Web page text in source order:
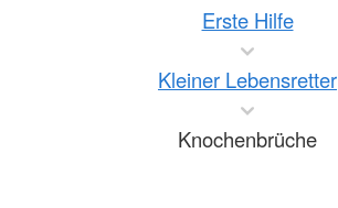
Erste Hilfe
Kleiner Lebensretter
Knochenbrüche